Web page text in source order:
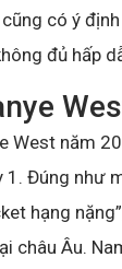
có ý
đủ hấp
West năm
1. Đúng như
hạng
châu Âu.